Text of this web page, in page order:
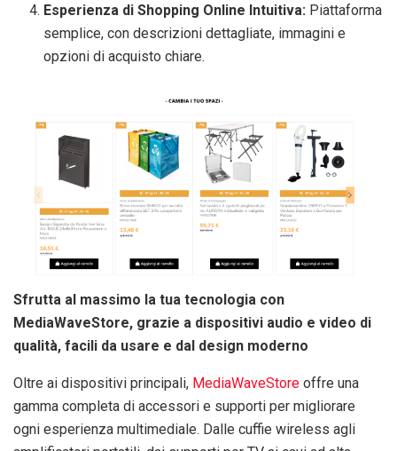
Esperienza di Shopping Online Intuitiva: Piattaforma
semplice, con descrizioni dettagliate, immagini e
opzioni di acquisto chiare.
Sfrutta al massimo la tua tecnologia con
MediaWaveStore, grazie a dispositivi audio e video di
qualità, facili da usare e dal design moderno
Oltre ai dispositivi principali, MediaWaveStore offre una
gamma completa di accessori e supporti per migliorare
ogni esperienza multimediale. Dalle cuffie wireless agli